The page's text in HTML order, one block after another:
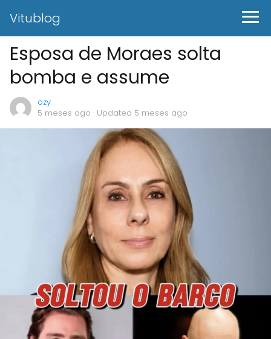
Vitublog
Esposa de Moraes solta
bomba e assume
ozy
5 meses ago · Updated 5 meses ago